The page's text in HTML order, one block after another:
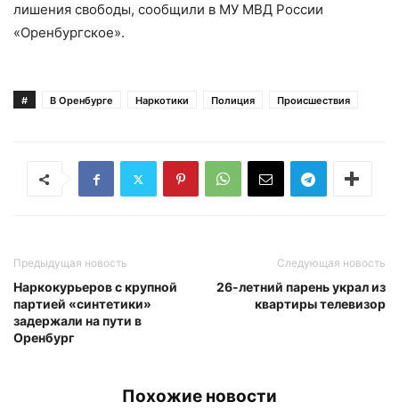
лишения свободы, сообщили в МУ МВД России
«Оренбургское».
# В Оренбурге Наркотики Полиция Происшествия
Предыдущая новость
Наркокурьеров с крупной
партией «синтетики»
задержали на пути в
Оренбург
Следующая новость
26-летний парень украл из
квартиры телевизор
Похожие новости